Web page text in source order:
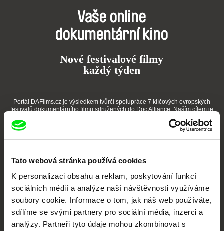
Tato webová stránka používá cookies
K personalizaci obsahu a reklam, poskytování funkcí
sociálních médií a analýze naší návštěvnosti využíváme
soubory cookie. Informace o tom, jak náš web používáte,
sdílíme se svými partnery pro sociální média, inzerci a
analýzy. Partneři tyto údaje mohou zkombinovat s
Vaše online
dokumentární kino
Nové festivalové filmy
každý týden
Portál DAFilms.cz je výsledkem tvůrčí spolupráce 7 klíčových evropských
festivalů dokumentárního filmu sdružených do Doc Alliance. Naším cílem je
Členové Doc Alliance